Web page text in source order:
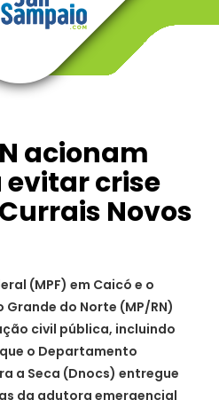
acionam
evitar crise
Novos
(MPF) em Caicó e o
do Norte (MP/RN)
civil pública, incluindo
o Departamento
a Seca (Dnocs) entregue
da adutora emergencial